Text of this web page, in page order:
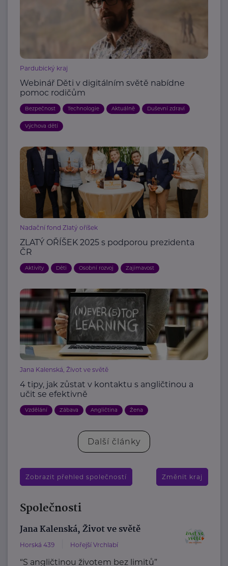
Pardubický kraj
Webinář Děti v digitálním světě nabídne
pomoc rodičům
Bezpečnost Technologie Aktuálně Duševní zdraví
Výchova dětí
Nadační fond Zlatý oříšek
ZLATÝ OŘÍŠEK 2025 s podporou prezidenta
ČR
Aktivity Děti Osobní rozvoj Zajímavost
Jana Kalenská, Život ve světě
4 tipy, jak zůstat v kontaktu s angličtinou a
učit se efektivně
Vzdělání Zábava Angličtina Žena
Další články
Zobrazit přehled společností Změnit kraj
Společnosti
Jana Kalenská, Život ve světě
Horská 439 Hořejší Vrchlabí
“S angličtinou životem bez limitů”